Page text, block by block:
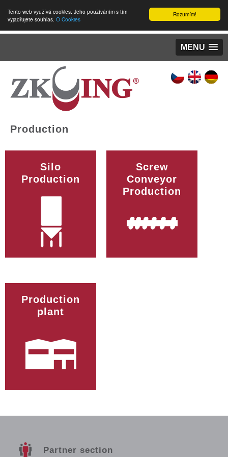
Rozumím!
Tento web využívá cookies. Jeho používáním s tím
vyjadřujete souhlas. O Cookies
MENU
Production
Silo
Production
Screw
Conveyor
Production
Production
plant
Partner section